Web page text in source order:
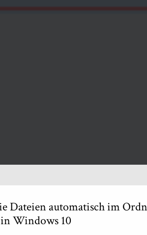
Dateien automatisch im
Windows 10